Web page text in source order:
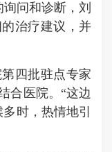
问和诊断，刘
治疗建议，并
四批驻点专家
合医院。“这边
时，热情地引